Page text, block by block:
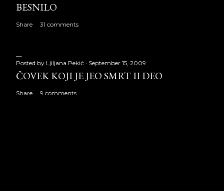
BESNILO
Share 31 comments
Posted by Ljiljana Pekić September 15, 2009
ČOVEK KOJI JE JEO SMRT II DEO
Share 9 comments